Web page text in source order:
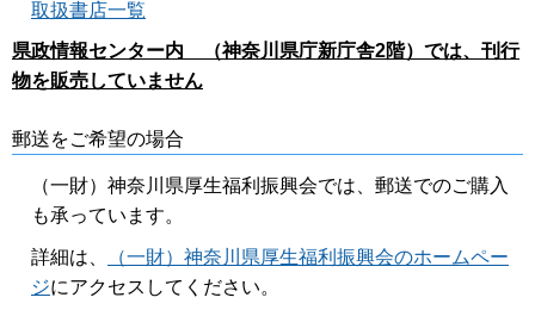
取扱書店一覧
県政情報センター内 （神奈川県庁新庁舎2階）では、刊行
物を販売していません
郵送をご希望の場合
（一財）神奈川県厚生福利振興会では、郵送でのご購入
も承っています。
詳細は、
（一財）神奈川県厚生福利振興会のホームペー
ジにアクセスしてください。